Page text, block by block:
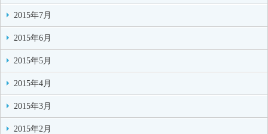
2015年7月
2015年6月
2015年5月
2015年4月
2015年3月
2015年2月